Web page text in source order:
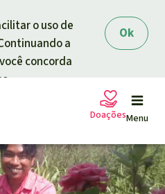
Ok
o uso de
a
concorda
Menu
Doações
ajuda